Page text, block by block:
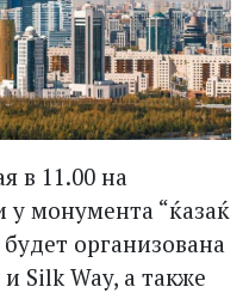
в 11.00 на
монумента “ќазаќ
организована
Silk Way, а также